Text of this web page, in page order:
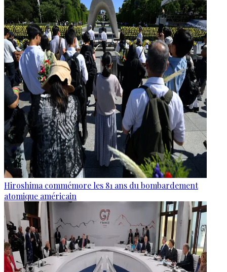
Hiroshima commémore les 81 ans du bombardement
atomique américain